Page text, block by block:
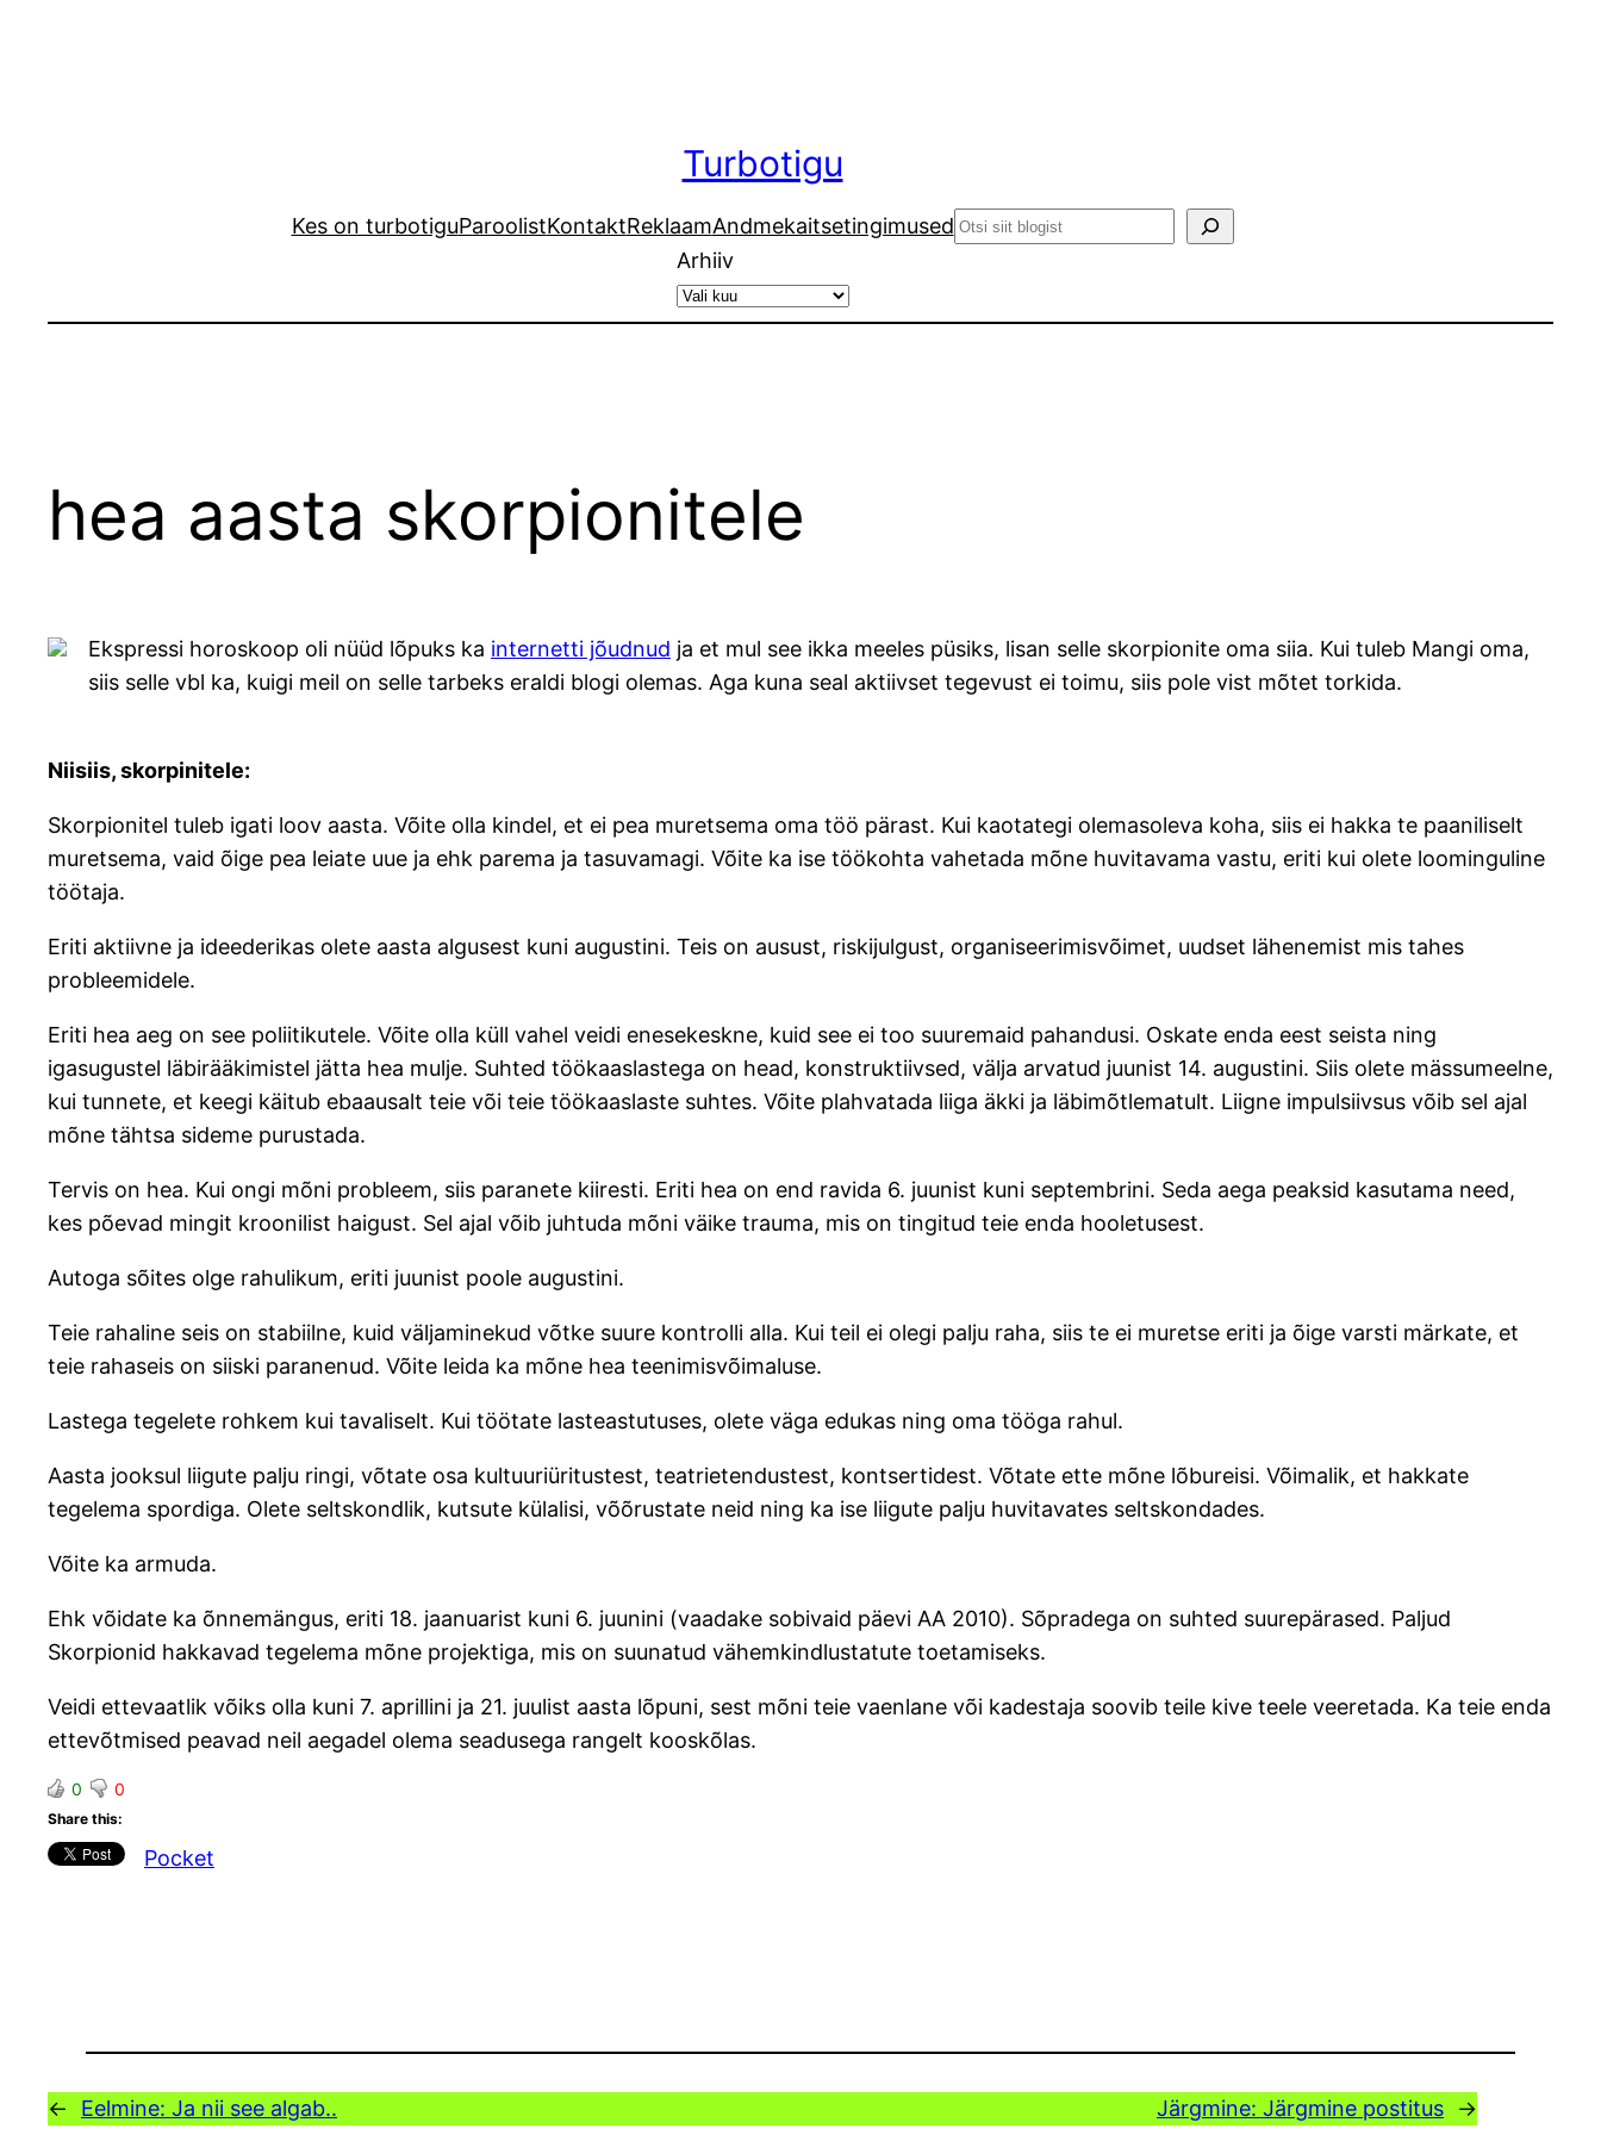
Turbotigu
Kes on turbotiguParoolistKontaktReklaamAndmekaitsetingimusedSearch
Arhiiv
hea aasta skorpionitele
Ekspressi horoskoop oli nüüd lõpuks ka internetti jõudnud ja et mul see ikka meeles püsiks, lisan selle skorpionite oma siia. Kui tuleb Mangi oma,
siis selle vbl ka, kuigi meil on selle tarbeks eraldi blogi olemas. Aga kuna seal aktiivset tegevust ei toimu, siis pole vist mõtet torkida.
Niisiis, skorpinitele:
Skorpionitel tuleb igati loov aasta. Võite olla kindel, et ei pea muretsema oma töö pärast. Kui kaotategi olemasoleva koha, siis ei hakka te paaniliselt
muretsema, vaid õige pea leiate uue ja ehk parema ja tasuvamagi. Võite ka ise töökohta vahetada mõne huvitavama vastu, eriti kui olete loominguline
töötaja.
Eriti aktiivne ja ideederikas olete aasta algusest kuni augustini. Teis on ausust, riski­julgust, organiseerimisvõimet, uudset lähenemist mis tahes
probleemidele.
Eriti hea aeg on see poliiti­kutele. Võite olla küll vahel veidi enesekeskne, kuid see ei too suuremaid pahandusi. Oskate en­da eest seista ning
igasugustel läbirääkimistel jätta hea mulje. Suhted töökaaslastega on head, konstruktiivsed, välja arvatud juunist 14. augustini. Siis olete mässumeelne,
kui tunnete, et keegi käitub ebaausalt teie või teie töökaaslaste suhtes. Võite plahvatada liiga äkki ja läbimõtlematult. Liigne impulsiivsus võib sel ajal
mõne tähtsa sideme purustada.
Tervis on hea. Kui ongi mõni probleem, siis paranete kiiresti. Eriti hea on end ravida 6. juunist kuni septembrini. Seda aega peaksid kasutama need,
kes põevad mingit kroonilist haigust. Sel ajal võib juhtuda mõni väike trauma, mis on tingitud teie enda hooletusest.
Autoga sõites olge rahulikum, eriti juunist poole augustini.
Teie rahaline seis on stabiilne, kuid väljaminekud võtke suure kontrolli alla. Kui teil ei olegi palju raha, siis te ei muretse eriti ja õige varsti märkate, et
teie rahaseis on siiski paranenud. Võite leida ka mõne hea teenimisvõimaluse.
Lastega tegelete rohkem kui tavaliselt. Kui töötate lasteastutuses, olete väga edukas ning oma tööga rahul.
Aasta jooksul liigute palju ringi, võtate osa kultuuriüritustest, teatrietendustest, kontsertidest. Võtate ette mõne lõbureisi. Võimalik, et hakkate
tegelema spordiga. Olete seltskondlik, kutsute külalisi, võõrustate neid ning ka ise liigute palju huvitavates seltskondades.
Võite ka armuda.
Ehk võidate ka õnnemängus, eriti 18. jaanuarist kuni 6. juunini (vaadake sobivaid päevi AA 2010). Sõpradega on suhted suurepärased. Paljud
Skorpionid hakkavad tegelema mõne projektiga, mis on suunatud vähemkindlustatute toetamiseks.
Veidi ettevaatlik võiks olla kuni 7. aprillini ja 21. juulist aasta lõpuni, sest mõni teie vaenlane või kadestaja soovib teile kive teele veeretada. Ka teie enda
ettevõtmised peavad neil aegadel olema seadusega rangelt kooskõlas.
0 0
Share this:
Pocket
← Eelmine: Ja nii see algab.. Järgmine: Järgmine postitus →